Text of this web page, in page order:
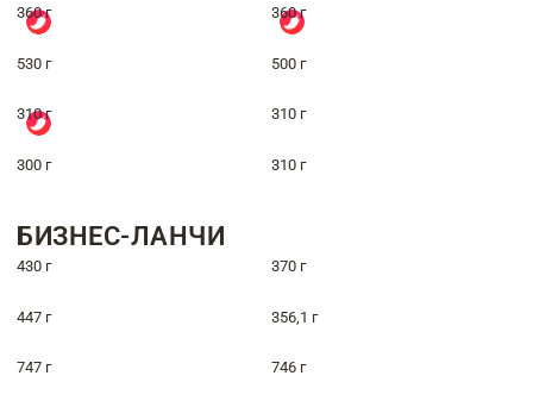
360 г 360 г
530 г 500 г
310 г 310 г
300 г 310 г
БИЗНЕС-ЛАНЧИ
430 г 370 г
447 г 356,1 г
747 г 746 г